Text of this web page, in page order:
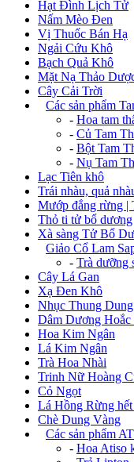
Hạt Đình Lịch Tử
Nấm Mèo Đen
Vị Thuốc Bán Hạ
Ngải Cứu Khô
Bạch Quả Khô
Mặt Nạ Thảo
Cây Cải Trời
Các sản phẩm
- Hoa tam
- Củ Tam
- Bột Tam
- Nụ Tam
Lạc Tiên khô
Trái nhàu, quả
Mướp đắng rừng |
Thỏ ti tử bổ dương
Xà sàng Tử Bổ
Giảo Cổ Lam
- Trà dưỡng
Cây Lá Gan
Xạ Đen Khô
Nhục Thung
Dâm Dương
Hoa Kim Ngân
Lá Kim Ngân
Trà Hoa Nhài
Trinh Nữ Hoàng
Cỏ Ngọt
Lá Hồng Rừng hết
Chè Dung Vàng
Các sản phẩm
- Hoa Atiso